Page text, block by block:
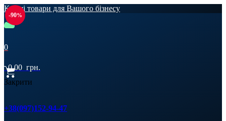
Кращі товари для Вашого бізнесу
0
0,00 грн.
Закрити
+38(097)152-94-47
-90